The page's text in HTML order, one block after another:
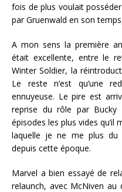
fois de plus voulait
par Gruenwald en son
A mon sens la première
était excellente, entre le
Winter Soldier, la
Le reste n’est qu’une
ennuyeuse. Le pire est
reprise du rôle par
épisodes les plus vides qu’il
laquelle je ne me plus du
depuis cette époque.
Marvel a bien essayé de
relaunch, avec McNiven au